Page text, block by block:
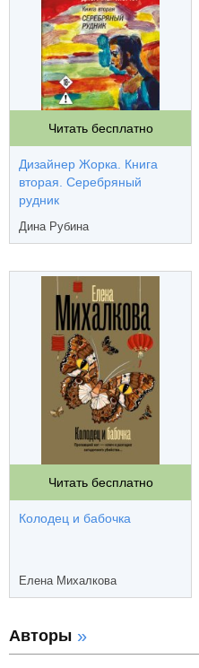
Читать бесплатно
Дизайнер Жорка. Книга
вторая. Серебряный
рудник
Дина Рубина
Читать бесплатно
Колодец и бабочка
Елена Михалкова
Авторы